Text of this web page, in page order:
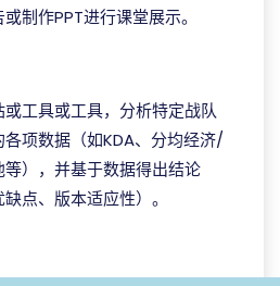
制作PPT进行课堂展示。
工具或工具，分析特定战队
项数据（如KDA、分均经济/
），并基于数据得出结论
点、版本适应性）。